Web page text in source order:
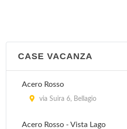
CASE VACANZA
Acero Rosso
via Suira 6, Bellagio
Acero Rosso - Vista Lago